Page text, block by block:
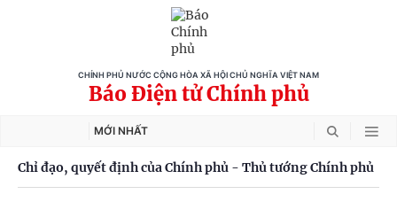
CHÍNH PHỦ NƯỚC CỘNG HÒA XÃ HỘI CHỦ NGHĨA VIỆT NAM
Báo Điện tử Chính phủ
MỚI NHẤT
Chỉ đạo, quyết định của Chính phủ - Thủ tướng Chính phủ